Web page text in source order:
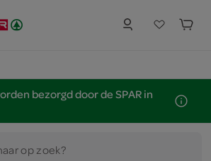
bezorgd door de SPAR in
op zoek?